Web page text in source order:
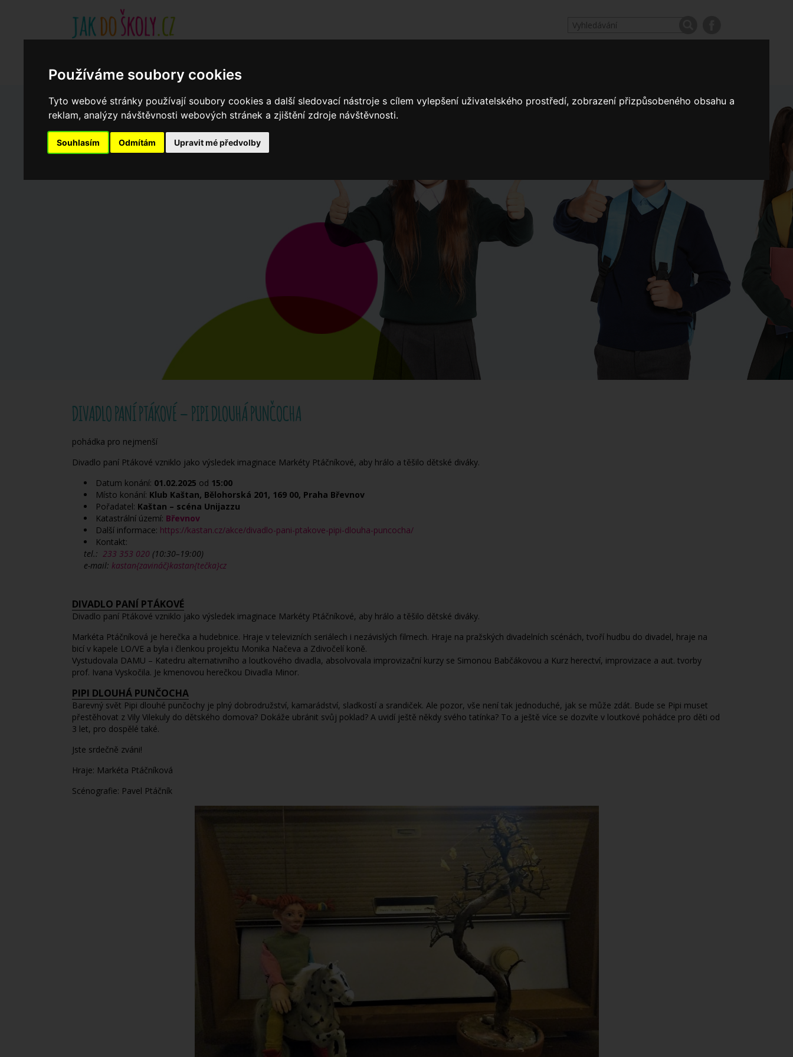
Používáme soubory cookies
Tyto webové stránky používají soubory cookies a další sledovací nástroje s cílem vylepšení uživatelského prostředí, zobrazení přizpůsobeného obsahu a
reklam, analýzy návštěvnosti webových stránek a zjištění zdroje návštěvnosti.
Souhlasím Odmítám Upravit mé předvolby
Když potřebujete pomoci
cookies
Zápisy do ZŠ 2026/27 Výroční zprávy
DIVADLO PANÍ PTÁKOVÉ – PIPI DLOUHÁ PUNČOCHA
pohádka pro nejmenší
Divadlo paní Ptákové vzniklo jako výsledek imaginace Markéty Ptáčníkové, aby hrálo a těšilo dětské diváky.
Datum konání: 01.02.2025 od 15:00
Místo konání: Klub Kaštan, Bělohorská 201, 169 00, Praha Břevnov
Pořadatel: Kaštan – scéna Unijazzu
Katastrální území: Břevnov
Další informace: https://kastan.cz/akce/divadlo-pani-ptakove-pipi-dlouha-puncocha/
Kontakt:
tel.: 233 353 020 (10:30–19:00)
e-mail: kastan{zavináč}kastan{tečka}cz
DIVADLO PANÍ PTÁKOVÉ
Divadlo paní Ptákové vzniklo jako výsledek imaginace Markéty Ptáčníkové, aby hrálo a těšilo dětské diváky.
Markéta Ptáčníková je herečka a hudebnice. Hraje v televizních seriálech i nezávislých filmech. Hraje na pražských divadelních scénách, tvoří hudbu do divadel, hraje na
bicí v kapele LO/VE a byla i členkou projektu Monika Načeva a Zdivočelí koně.
Vystudovala DAMU – Katedru alternativního a loutkového divadla, absolvovala improvizační kurzy se Simonou Babčákovou a Kurz herectví, improvizace a aut. tvorby
prof. Ivana Vyskočila. Je kmenovou herečkou Divadla Minor.
PIPI DLOUHÁ PUNČOCHA
Barevný svět Pipi dlouhé punčochy je plný dobrodružství, kamarádství, sladkostí a srandiček. Ale pozor, vše není tak jednoduché, jak se může zdát. Bude se Pipi muset
přestěhovat z Vily Vilekuly do dětského domova? Dokáže ubránit svůj poklad? A uvidí ještě někdy svého tatínka? To a ještě více se dozvíte v loutkové pohádce pro děti od
3 let, pro dospělé také.
Jste srdečně zváni!
Hraje: Markéta Ptáčníková
Scénografie: Pavel Ptáčník